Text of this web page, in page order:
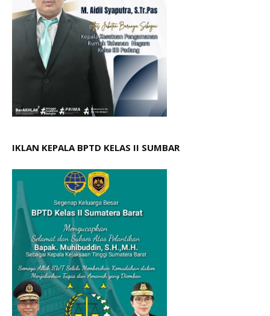
IKLAN KEPALA BPTD KELAS II SUMBAR